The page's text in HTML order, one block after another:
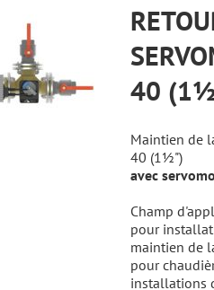
40
Maintien de
40 (1½")
avec
Champ
pour
maintien de
pour
installations